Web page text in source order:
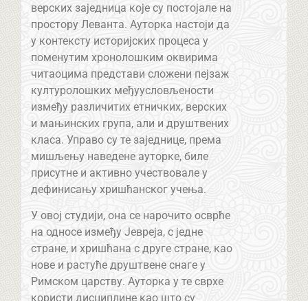
верских заједница које су постојале на
простору Леванта. Ауторка настоји да
у контексту историјских процеса у
поменутим хронолошким оквирима
читаоцима представи сложени пејзаж
културолошких међуусловљености
између различитих етничких, верских
и мањинских група, али и друштвених
класа. Управо су те заједнице, према
мишљењу наведене ауторке, биле
присутне и активно учествовале у
дефинисању хришћанског учења.
У овој студији, она се нарочито осврће
на односе између Јевреја, с једне
стране, и хришћана с друге стране, као
нове и растуће друштвене снаге у
Римском царству. Ауторка у те сврхе
користи дисциплине као што су